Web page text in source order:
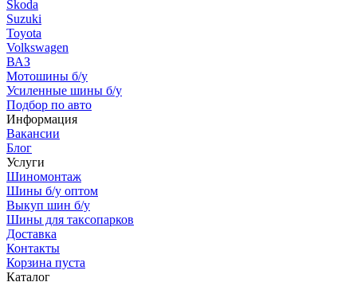
Skoda
Suzuki
Toyota
Volkswagen
ВАЗ
Мотошины б/у
Усиленные шины б/у
Подбор по авто
Информация
Вакансии
Блог
Услуги
Шиномонтаж
Шины б/у оптом
Выкуп шин б/у
Шины для таксопарков
Доставка
Контакты
Корзина пуста
Каталог